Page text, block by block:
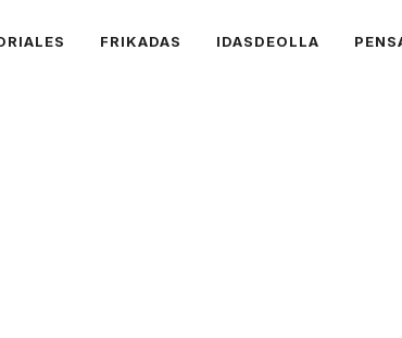
FRIKADAS IDASDEOLLA